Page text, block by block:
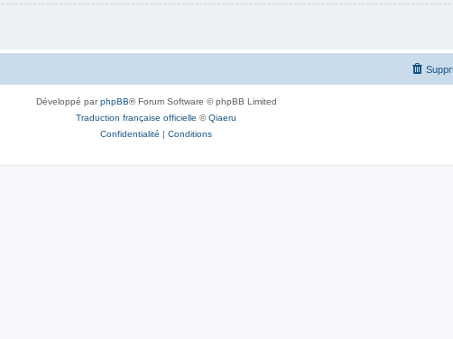
Développé parphpBB® Forum Software © phpBB Limited
Traduction française officielle ©Qiaeru
Confidentialité | Conditions